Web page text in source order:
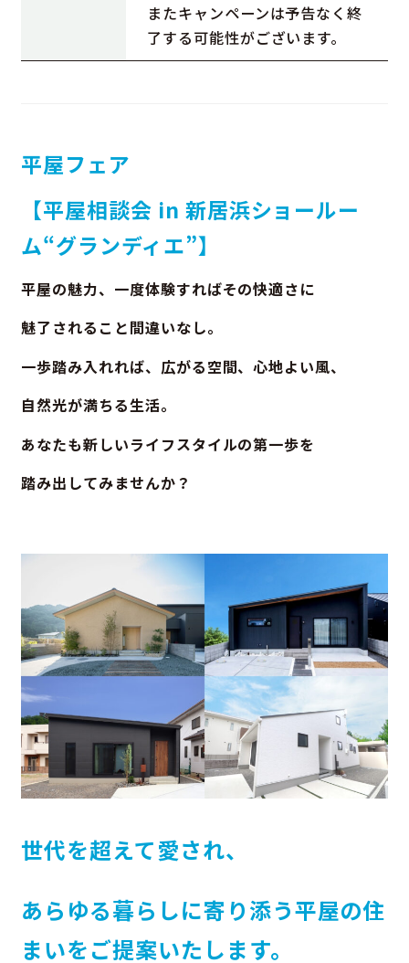
またキャンペーンは予告なく終
了する可能性がございます。
平屋フェア
【平屋相談会 in 新居浜ショールー
ム“グランディエ”】
平屋の魅力、一度体験すればその快適さに
魅了されること間違いなし。
一歩踏み入れれば、広がる空間、心地よい風、
自然光が満ちる生活。
あなたも新しいライフスタイルの第一歩を
踏み出してみませんか？
世代を超えて愛され、
あらゆる暮らしに寄り添う平屋の住
まいをご提案いたします。